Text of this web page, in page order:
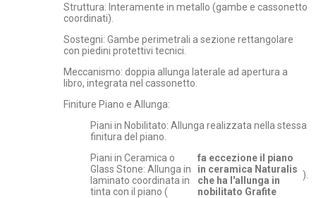
Struttura: Interamente in metallo (gambe e cassonetto
coordinati).
Sostegni: Gambe perimetrali a sezione rettangolare
con piedini protettivi tecnici.
Meccanismo: doppia allunga laterale ad apertura a
libro, integrata nel cassonetto.
Finiture Piano e Allunga:
Piani in Nobilitato: Allunga realizzata nella stessa
finitura del piano.
Piani in Ceramica o
Glass Stone: Allunga in
laminato coordinata in
tinta con il piano (
fa eccezione il piano
in ceramica Naturalis
che ha l'allunga in
nobilitato Grafite
).